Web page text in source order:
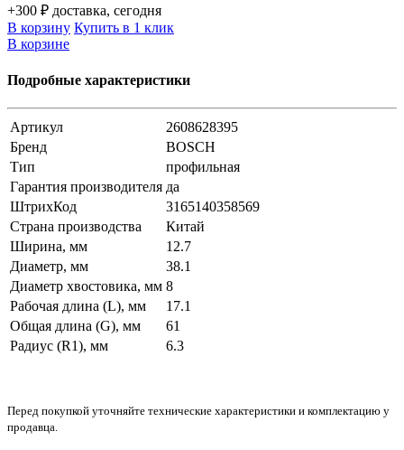
+300 ₽ доставка, сегодня
В корзину Купить в 1 клик
В корзине
Подробные характеристики
Артикул
2608628395
Бренд
BOSCH
Тип
профильная
Гарантия производителя да
ШтрихКод
3165140358569
Страна производства
Китай
Ширина, мм
12.7
Диаметр, мм
38.1
Диаметр хвостовика, мм 8
Рабочая длина (L), мм
17.1
Общая длина (G), мм
61
Радиус (R1), мм
6.3
Перед покупкой уточняйте технические характеристики и комплектацию у
продавца.